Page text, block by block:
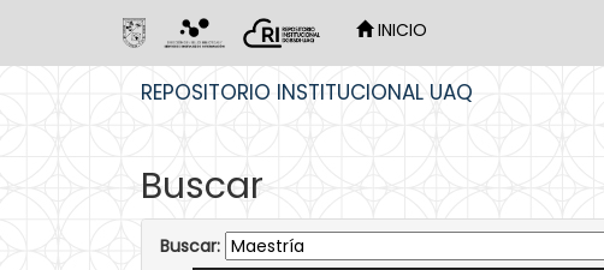
INICIO
REPOSITORIO INSTITUCIONAL UAQ
Buscar
Buscar: